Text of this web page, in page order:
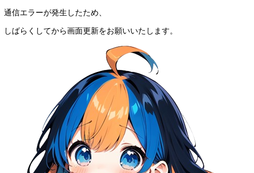
通信エラーが発生したため、
しばらくしてから画面更新をお願いいたします。